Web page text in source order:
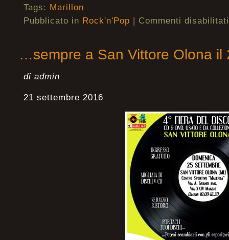
Tags: Marillon
Pubblicato in Rock'n'Pop | Commenti disabilitati
…sempre a San Vittore Olona
di admin
21 settembre 2016